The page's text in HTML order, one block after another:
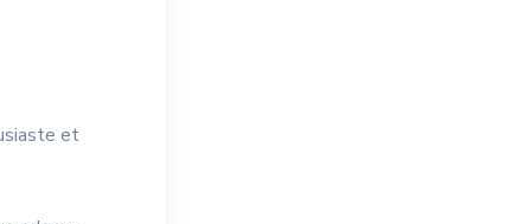
et